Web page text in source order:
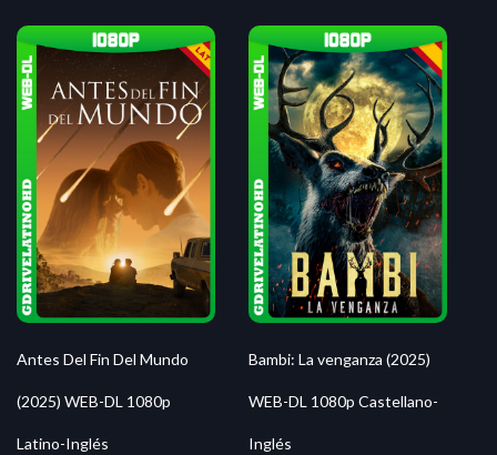
Antes Del Fin Del Mundo
(2025) WEB-DL 1080p
Latino-Inglés
Bambi: La venganza (2025)
WEB-DL 1080p Castellano-
Inglés